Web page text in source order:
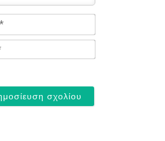
Name*
Email*